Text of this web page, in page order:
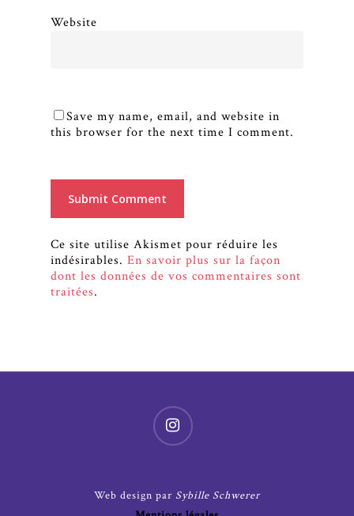
Website
Save my name, email, and website in
this browser for the next time I comment.
Ce site utilise Akismet pour réduire les
indésirables. En savoir plus sur la façon
dont les données de vos commentaires sont
traitées.
Web design par Sybille Schwerer